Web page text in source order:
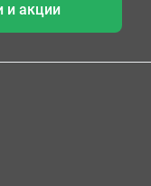
и акции